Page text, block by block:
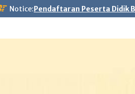
Notice:Pendaftaran Peserta Didik